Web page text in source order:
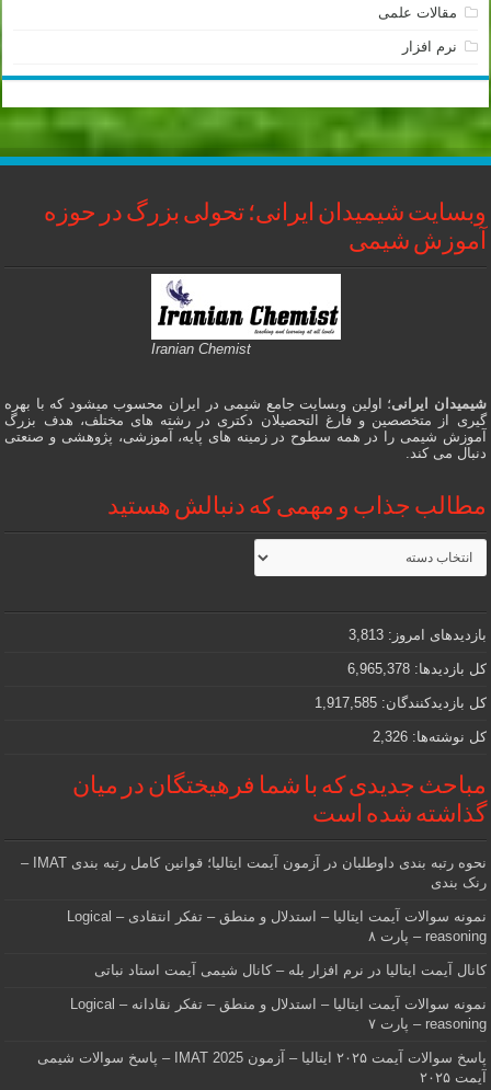
مقالات علمی
نرم افزار
وبسایت شیمیدان ایرانی؛ تحولی بزرگ در حوزه
آموزش شیمی
Iranian Chemist
شیمیدان ایرانی؛ اولین وبسایت جامع شیمی در ایران محسوب میشود که با بهره
گیری از متخصصین و فارغ التحصیلان دکتری در رشته های مختلف، هدف بزرگ
آموزش شیمی را در همه سطوح در زمینه های پایه، آموزشی، پژوهشی و صنعتی
دنبال می کند.
مطالب جذاب و مهمی که دنبالش هستید
مطالب
جذاب
و
که
دنبالش
هستید
بازدیدهای امروز:3,813
کل بازدیدها:6,965,378
کل بازدیدکنند‌گان:1,917,585
کل نوشته‌ها:2,326
مباحث جدیدی که با شما فرهیختگان در میان
گذاشته شده است
نحوه رتبه بندی داوطلبان در آزمون آیمت ایتالیا؛ قوانین کامل رتبه بندی IMAT –
رنک بندی
نمونه سوالات آیمت ایتالیا – استدلال و منطق – تفکر انتقادی – Logical
reasoning – پارت ۸
کانال آیمت ایتالیا در نرم افزار بله – کانال شیمی آیمت استاد نباتی
نمونه سوالات آیمت ایتالیا – استدلال و منطق – تفکر نقادانه – Logical
reasoning – پارت ۷
پاسخ سوالات آیمت ۲۰۲۵ ایتالیا – آزمون IMAT 2025 – پاسخ سوالات شیمی
آیمت ۲۰۲۵